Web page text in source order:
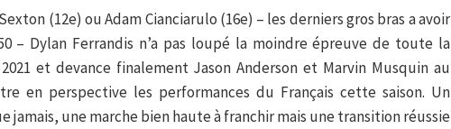
(12e) ou Adam Cianciarulo (16e) – les derniers gros bras a avoir
– Dylan Ferrandis n’a pas loupé la moindre épreuve de toute la
et devance finalement Jason Anderson et Marvin Musquin au
en perspective les performances du Français cette saison. Un
jamais, une marche bien haute à franchir mais une transition réussie